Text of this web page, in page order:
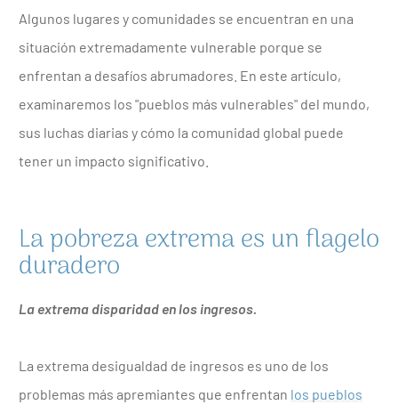
Algunos lugares y comunidades se encuentran en una
situación extremadamente vulnerable porque se
enfrentan a desafíos abrumadores. En este artículo,
examinaremos los "pueblos más vulnerables" del mundo,
sus luchas diarias y cómo la comunidad global puede
tener un impacto significativo.
La pobreza extrema es un flagelo
duradero
La extrema disparidad en los ingresos.
La extrema desigualdad de ingresos es uno de los
problemas más apremiantes que enfrentan los pueblos